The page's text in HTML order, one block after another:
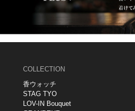
COLLECTION
香ウォッチ
STAG TYO
LOV-IN Bouquet